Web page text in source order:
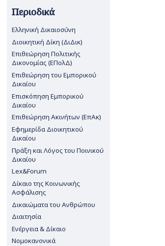
Περιοδικά
Ελληνική Δικαιοσύνη
Διοικητική Δίκη (ΔιΔικ)
Επιθεώρηση Πολιτικής
Δικονομίας (ΕΠολΔ)
Επιθεώρηση του Εμπορικού
Δικαίου
Επισκόπηση Εμπορικού
Δικαίου
Επιθεώρηση Ακινήτων (ΕπΑκ)
Εφημερίδα Διοικητικού
Δικαίου
Πράξη και Λόγος του Ποινικού
Δικαίου
Lex&Forum
Δίκαιο της Κοινωνικής
Ασφάλισης
Δικαιώματα του Ανθρώπου
Διαιτησία
Ενέργεια & Δίκαιο
Νομοκανονικά